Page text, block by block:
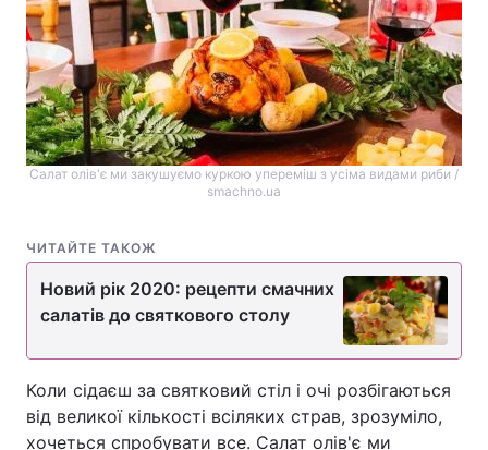
Лонгріди
Відео з Youtube Статті
Інтерв'ю Думки
Вакансії
Контакти
Послуги
Салат олів'є ми закушуємо куркою упереміш з усіма видами риби /
smachno.ua
ЧИТАЙТЕ ТАКОЖ
Новий рік 2020: рецепти смачних
салатів до святкового столу
Коли сідаєш за святковий стіл і очі розбігаються
від великої кількості всіляких страв, зрозуміло,
хочеться спробувати все. Салат олів'є ми